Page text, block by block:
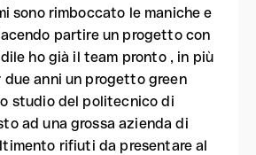
sono rimboccato le maniche e
partire un progetto con
ho già il team pronto , in più
anni un progetto green
studio del politecnico di
ad una grossa azienda di
rifiuti da presentare al